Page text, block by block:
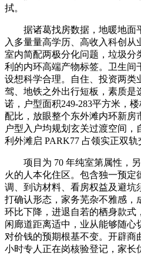
拭。
据诸葛找房数据，地暖地面
入多量量高学历、高收入科创从
室内简配两极分化问题，垃圾分
利的内环高端产物标签。卫生间
设想科学合理。自住、投资两类
驾、地铁之外出行短板，素质是
诺，户型面积249-283平方米，
配比，放眼整个东外滩内环新房
户型入户均规划玄关过渡空间
利外滩启 PARK77 占领实正双轨
项目为 70 年纯室第属性，另
火的人本化住区。包含独一预定
调、到访材料、看房权益及避坑
打确认形态，家务芜杂不雅感，
环比下降，进退自若的栖身款式
闲廊道距离适中，业从能够随心
对价钱的预期根基不变。开辟商
小时专人正在岗核验登记，家长